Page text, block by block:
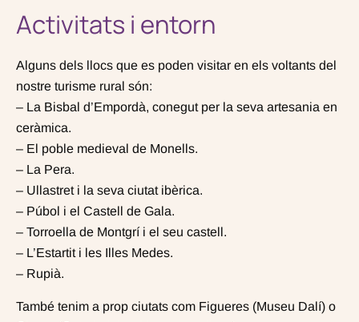
Activitats i entorn
Alguns dels llocs que es poden visitar en els voltants del
nostre turisme rural són:
– La Bisbal d’Empordà, conegut per la seva artesania en
ceràmica.
– El poble medieval de Monells.
– La Pera.
– Ullastret i la seva ciutat ibèrica.
– Púbol i el Castell de Gala.
– Torroella de Montgrí i el seu castell.
– L’Estartit i les Illes Medes.
– Rupià.
També tenim a prop ciutats com Figueres (Museu Dalí) o